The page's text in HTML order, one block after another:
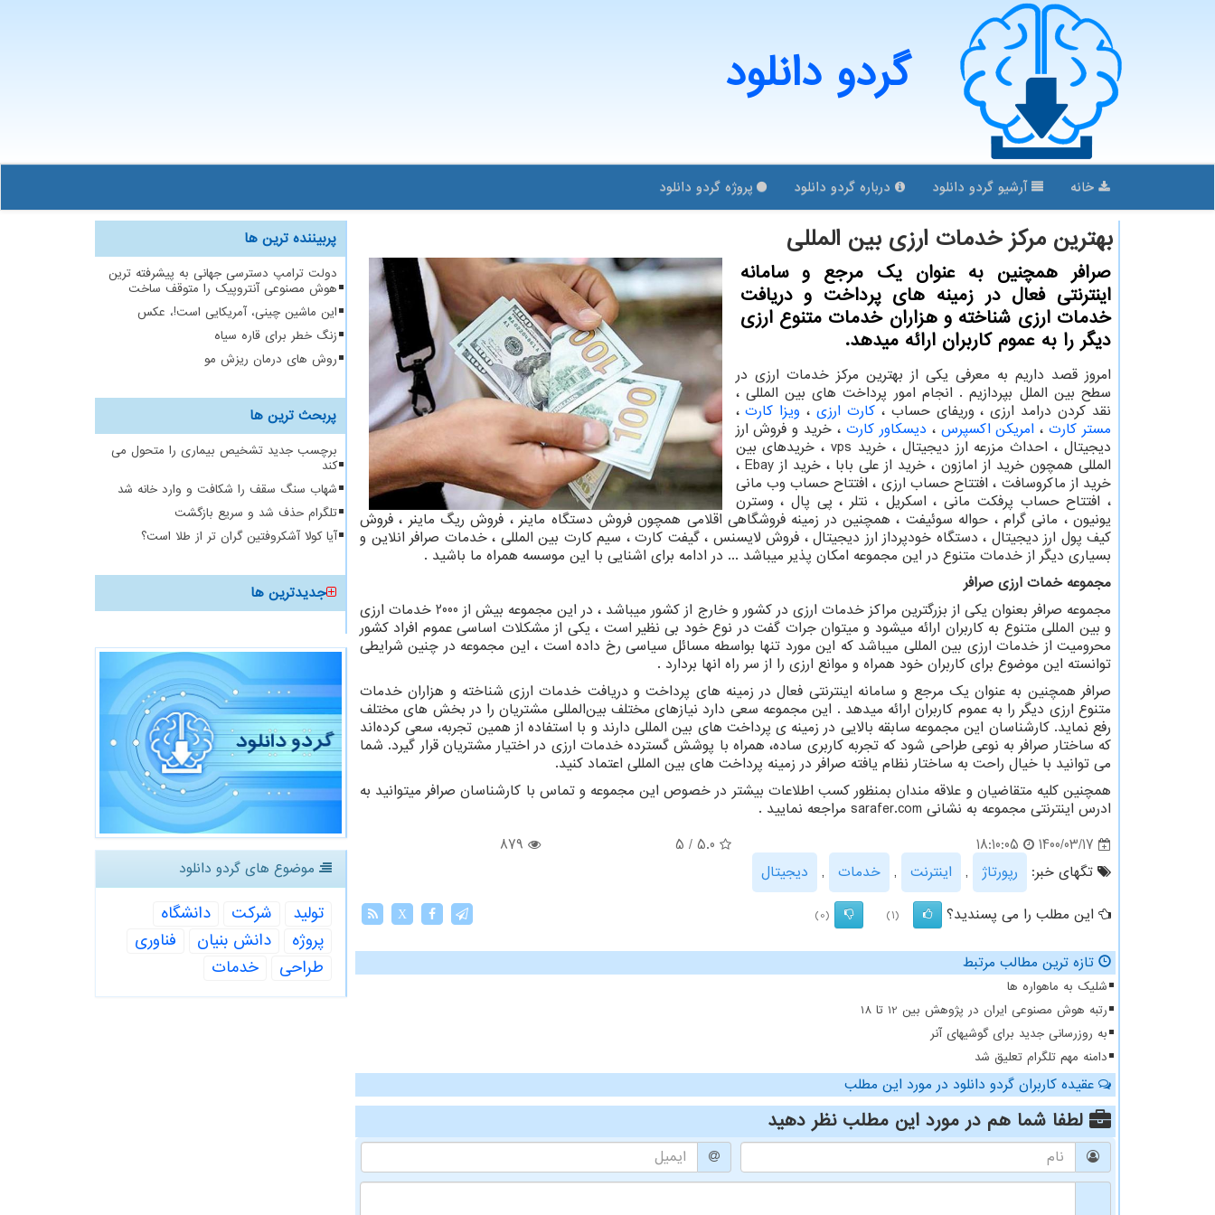
گردو دانلود
خانه آرشیو گردو دانلود درباره گردو دانلود پروژه گردو دانلود
بهترین مركز خدمات ارزی بین المللی
صرافر همچنین به عنوان یك مرجع و سامانه
اینترنتی فعال در زمینه های پرداخت و دریافت
خدمات ارزی شناخته و هزاران خدمات متنوع ارزی
دیگر را به عموم كاربران ارائه میدهد.
امروز قصد داریم به معرفی یکی از بهترین مرکز خدمات ارزی در
سطح بین الملل بپردازیم . انجام امور پرداخت های بین المللی ،
نقد کردن درامد ارزی ، وریفای حساب ،کارت ارزی، ویزا کارت،
مستر کارت، امریکن اکسپرس ، دیسکاور کارت ، خرید و فروش ارز
دیجیتال ، احداث مزرعه ارز دیجیتال ، خرید vps، خریدهای بین
المللی همچون خرید از امازون ، خرید از علی بابا ، خرید ازEbay ،
خرید از ماکروسافت ، افتتاح حساب ارزی ، افتتاح حساب وب مانی
، افتتاح حساب پرفکت مانی ، اسکریل ، نتلر ، پی پال ، وسترن
یونیون ، مانی گرام ، حواله سوئیفت ، همچنین در زمینه فروشگاهی اقلامی همچون فروش دستگاه ماینر ، فروش ریگ ماینر ، فروش
کیف پول ارز دیجیتال ، دستگاه خودپرداز ارز دیجیتال ، فروش لایسنس ، گیفت کارت ، سیم کارت بین المللی ، خدمات صرافر انلاین و
بسیاری دیگر از خدمات متنوع در این مجموعه امکان پذیر میباشد ... در ادامه برای اشنایی با این موسسه همراه ما باشید .
مجموعه خمات ارزی صرافر
مجموعه صرافر بعنوان یکی از بزرگترین مراکز خدمات ارزی در کشور و خارج از کشور میباشد ، در این مجموعه بیش از 2000 خدمات ارزی
و بین المللی متنوع به کاربران ارائه میشود و میتوان جرات گفت در نوع خود بی نظیر است ، یکی از مشکلات اساسی عموم افراد کشور
محرومیت از خدمات ارزی بین المللی میباشد که این مورد تنها بواسطه مسائل سیاسی رخ داده است ، این مجموعه در چنین شرایطی
توانسته این موضوع برای کاربران خود همراه و موانع ارزی را از سر راه انها بردارد .
صرافر همچنین به عنوان یک مرجع و سامانه اینترنتی فعال در زمینه های پرداخت و دریافت خدمات ارزی شناخته و هزاران خدمات
متنوع ارزی دیگر را به عموم کاربران ارائه میدهد . این مجموعه سعی دارد نیازهای مختلف بین‌المللی مشتریان را در بخش های مختلف
رفع نماید. کارشناسان این مجموعه سابقه بالایی در زمینه ی پرداخت های بین المللی دارند و با استفاده از همین تجربه، سعی کرده‌اند
که ساختار صرافر به نوعی طراحی شود که تجربه کاربری ساده، همراه با پوشش گسترده خدمات ارزی در اختیار مشتریان قرار گیرد. شما
می توانید با خیال راحت به ساختار نظام یافته صرافر در زمینه پرداخت های بین المللی اعتماد کنید.
همچنین کلیه متقاضیان و علاقه مندان بمنظور کسب اطلاعات بیشتر در خصوص این مجموعه و تماس با کارشناسان صرافر میتوانید به
ادرس اینترنتی مجموعه به نشانی sarafer.com مراجعه نمایید .
1400/03/17
18:10:05
5.0
/
5
879
تگهای خبر:
رپورتاژ , اینترنت , خدمات ,
دیجیتال
این مطلب را می پسندید؟
(1)
(0)
X
تازه ترین مطالب مرتبط
شلیک به ماهواره ها
رتبه هوش مصنوعی ایران در پژوهش بین 12 تا 18
به روزرسانی جدید برای گوشیهای آنر
دامنه مهم تلگرام تعلیق شد
عقیده کاربران گردو دانلود در مورد این مطلب
لطفا شما هم در مورد این مطلب نظر دهید
پربیننده ترین ها
دولت ترامپ دسترسی جهانی به پیشرفته ترین
هوش مصنوعی آنتروپیک را متوقف ساخت
این ماشین چینی، آمریکایی است!، عکس
زنگ خطر برای قاره سیاه
روش های درمان ریزش مو
پربحث ترین ها
برچسب جدید تشخیص بیماری را متحول می
کند
شهاب سنگ سقف را شکافت و وارد خانه شد
تلگرام حذف شد و سریع بازگشت
آیا کولا آشکروفتین گران تر از طلا است؟
جدیدترین ها
موضوع های گردو دانلود
تولید شركت
دانشگاه
پروژه
دانش بنیان
فناوری
طراحی
خدمات